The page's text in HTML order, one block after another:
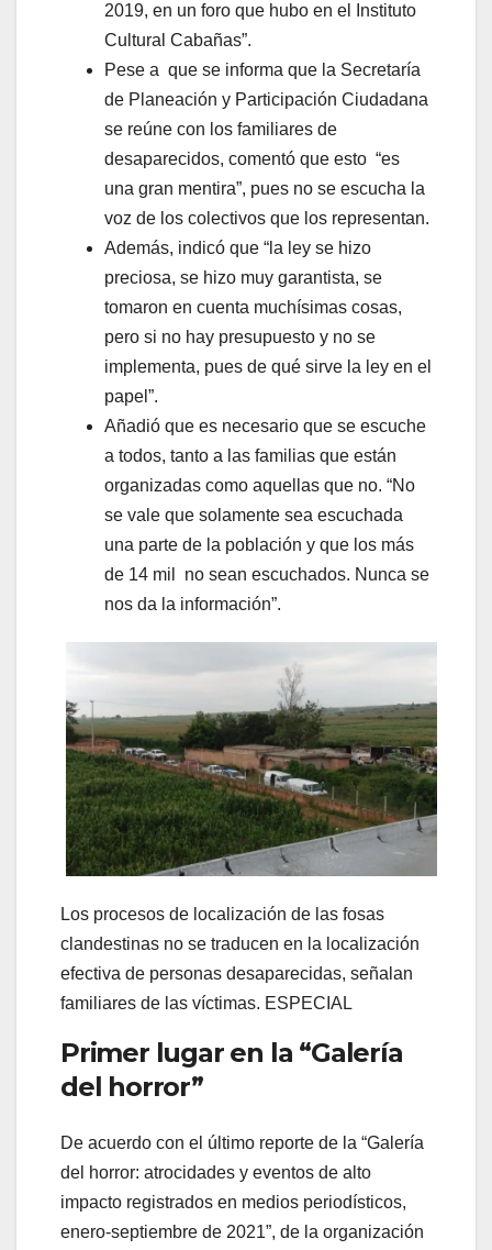
2019, en un foro que hubo en el Instituto
Cultural Cabañas”.
Pese a que se informa que la Secretaría
de Planeación y Participación Ciudadana
se reúne con los familiares de
desaparecidos, comentó que esto “es
una gran mentira”, pues no se escucha la
voz de los colectivos que los representan.
Además, indicó que “la ley se hizo
preciosa, se hizo muy garantista, se
tomaron en cuenta muchísimas cosas,
pero si no hay presupuesto y no se
implementa, pues de qué sirve la ley en el
papel”.
Añadió que es necesario que se escuche
a todos, tanto a las familias que están
organizadas como aquellas que no. “No
se vale que solamente sea escuchada
una parte de la población y que los más
de 14 mil no sean escuchados. Nunca se
nos da la información”.
Los procesos de localización de las fosas
clandestinas no se traducen en la localización
efectiva de personas desaparecidas, señalan
familiares de las víctimas. ESPECIAL
Primer lugar en la “Galería
del horror”
De acuerdo con el último reporte de la “Galería
del horror: atrocidades y eventos de alto
impacto registrados en medios periodísticos,
enero-septiembre de 2021”, de la organización